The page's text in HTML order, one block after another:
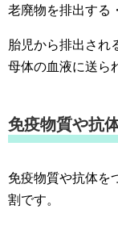
老廃物を排出する
胎児から排出され
母体の血液に送ら
免疫物質や抗
免疫物質や抗体を
割です。